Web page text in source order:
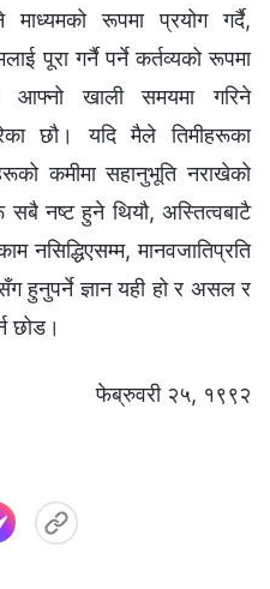
रूपमा प्रयोग गर्दै,
पूरा गर्नै पर्ने कर्तव्यको रूपमा
आफ्‍नो खाली समयमा गरिने
छौ। यदि मैले तिमीहरूका
कमीमा सहानुभूति नराखेको
सबै नष्ट हुने थियौ, अस्तित्वबाटै
नसिद्धिएसम्म, मानवजातिप्रति
हुनुपर्ने ज्ञान यही हो र असल र
छोड।
फेब्रुवरी २५, १९९२